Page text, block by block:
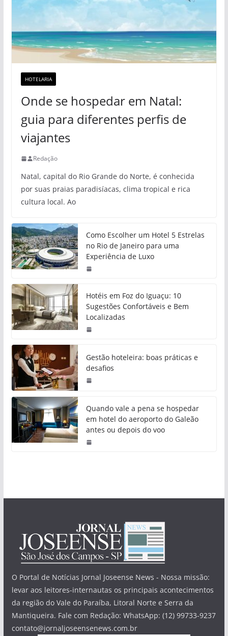
HOTELARIA
Onde se hospedar em Natal:
guia para diferentes perfis de
viajantes
Redação
Natal, capital do Rio Grande do Norte, é conhecida
por suas praias paradisíacas, clima tropical e rica
cultura local. Ao
Como Escolher um Hotel 5 Estrelas
no Rio de Janeiro para uma
Experiência de Luxo
Hotéis em Foz do Iguaçu: 10
Sugestões Confortáveis e Bem
Localizadas
Gestão hoteleira: boas práticas e
desafios
Quando vale a pena se hospedar
em hotel do aeroporto do Galeão
antes ou depois do voo
O Portal de Notícias Jornal Joseense News - Nossa missão:
levar aos leitores-internautas os principais acontecimentos
da região do Vale do Paraíba, Litoral Norte e Serra da
Mantiqueira. Fale com Redação: WhatsApp: (12) 99733-9237
contato@jornaljoseensenews.com.br